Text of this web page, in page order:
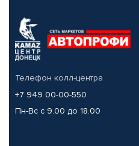
Телефон колл-центра
+7 949 00-00-550
Пн-Вс с 9.00 до 18.00